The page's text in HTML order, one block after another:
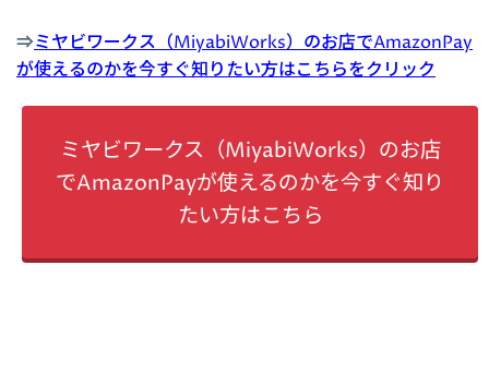
⇒ミヤビワークス（MiyabiWorks）のお店でAmazonPay
が使えるのかを今すぐ知りたい方はこちらをクリック
ミヤビワークス（MiyabiWorks）のお店
でAmazonPayが使えるのかを今すぐ知り
たい方はこちら